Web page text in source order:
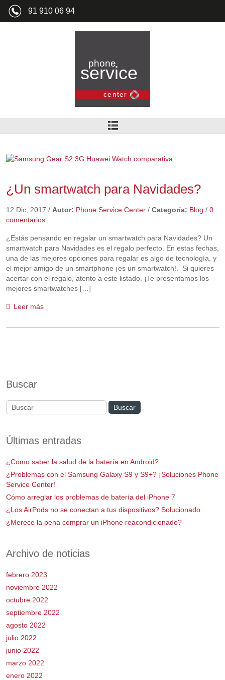
91 910 06 94
¿Un smartwatch para Navidades?
12 Dic, 2017 / Autor: Phone Service Center/ Categoría: Blog / 0
comentarios
¿Estás pensando en regalar un smartwatch para Navidades? Un
smartwatch para Navidades es el regalo perfecto. En estas fechas,
una de las mejores opciones para regalar es algo de tecnología, y
el mejor amigo de un smartphone ¡es un smartwatch!. Si quieres
acertar con el regalo, atento a este listado. ¡Te presentamos los
mejores smartwatches […]
Leer más
Buscar
Últimas entradas
¿Como saber la salud de la batería en Android?
¿Problemas con el Samsung Galaxy S9 y S9+? ¡Soluciones Phone
Service Center!
Cómo arreglar los problemas de batería del iPhone 7
¿Los AirPods no se conectan a tus dispositivos? Solucionado
¿Merece la pena comprar un iPhone reacondicionado?
Archivo de noticias
febrero 2023
noviembre 2022
octubre 2022
septiembre 2022
agosto 2022
julio 2022
junio 2022
marzo 2022
enero 2022